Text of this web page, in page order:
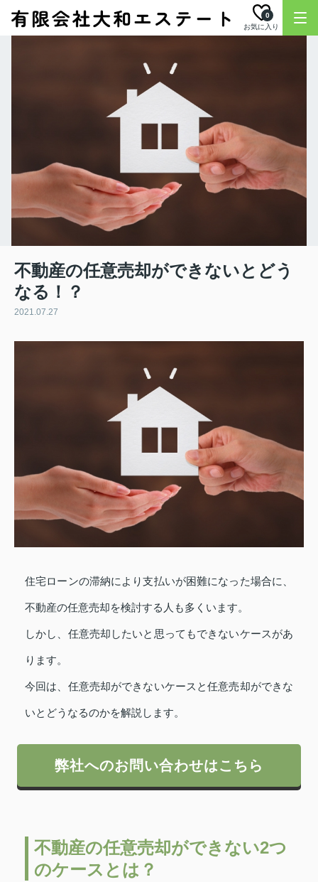
お気に入り
0
不動産の任意売却ができないとどう
なる！？
2021.07.27
住宅ローンの滞納により支払いが困難になった場合に、
不動産の任意売却を検討する人も多くいます。
しかし、任意売却したいと思ってもできないケースがあ
ります。
今回は、任意売却ができないケースと任意売却ができな
いとどうなるのかを解説します。
弊社へのお問い合わせはこちら
不動産の任意売却ができない2つ
のケースとは？